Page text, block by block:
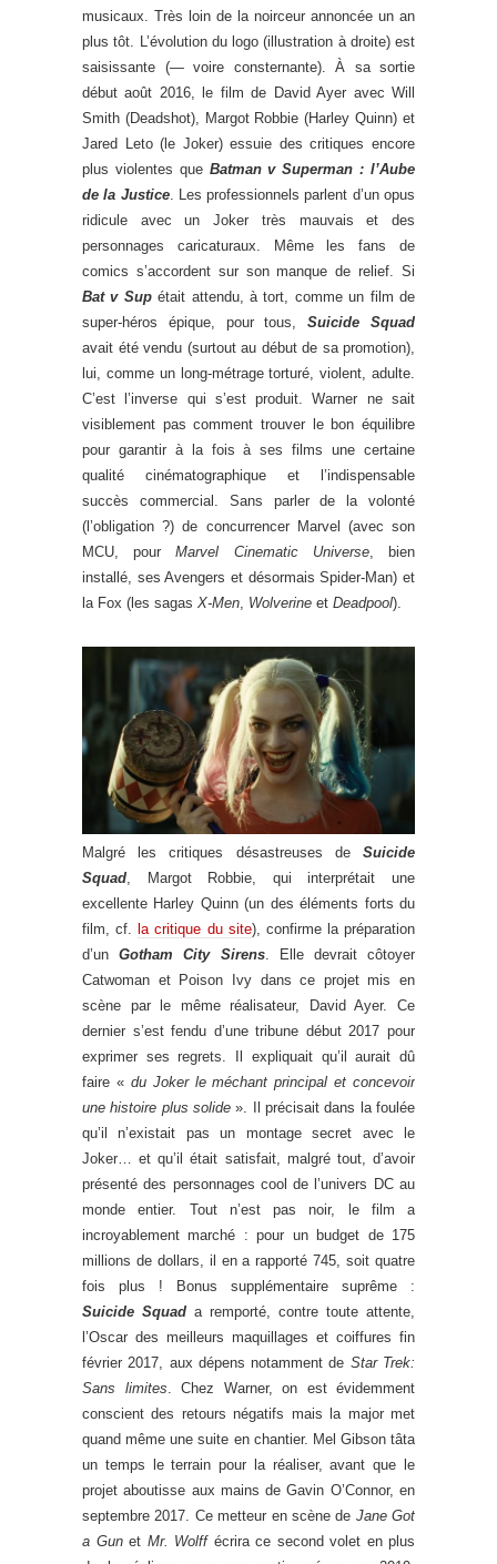
musicaux. Très loin de la noirceur annoncée un an
plus tôt. L’évolution du logo (illustration à droite) est
saisissante (— voire consternante). À sa sortie
début août 2016, le film de David Ayer avec Will
Smith (Deadshot), Margot Robbie (Harley Quinn) et
Jared Leto (le Joker) essuie des critiques encore
plus violentes que Batman v Superman : l’Aube
de la Justice. Les professionnels parlent d’un opus
ridicule avec un Joker très mauvais et des
personnages caricaturaux. Même les fans de
comics s’accordent sur son manque de relief. Si
Bat v Supétait attendu, à tort, comme un film de
super-héros épique, pour tous,Suicide Squad
avait été vendu (surtout au début de sa promotion),
lui, comme un long-métrage torturé, violent, adulte.
C’est l’inverse qui s’est produit. Warner ne sait
visiblement pas comment trouver le bon équilibre
pour garantir à la fois à ses films une certaine
qualité cinématographique et l’indispensable
succès commercial. Sans parler de la volonté
(l’obligation ?) de concurrencer Marvel (avec son
MCU, pourMarvel Cinematic Universe, bien
installé, ses Avengers et désormais Spider-Man) et
la Fox (les sagas X-Men, Wolverine et Deadpool).
Malgré les critiques désastreuses de Suicide
Squad, Margot Robbie, qui interprétait une
excellente Harley Quinn (un des éléments forts du
film, cf. la critique du site), confirme la préparation
d’unGotham City Sirens. Elle devrait côtoyer
Catwoman et Poison Ivy dans ce projet mis en
scène par le même réalisateur, David Ayer. Ce
dernier s’est fendu d’une tribune début 2017 pour
exprimer ses regrets. Il expliquait qu’il aurait dû
faire « du Joker le méchant principal et concevoir
une histoire plus solide ». Il précisait dans la foulée
qu’il n’existait pas un montage secret avec le
Joker… et qu’il était satisfait, malgré tout, d’avoir
présenté des personnages cool de l’univers DC au
monde entier. Tout n’est pas noir, le film a
incroyablement marché : pour un budget de 175
millions de dollars, il en a rapporté 745, soit quatre
fois plus ! Bonus supplémentaire suprême :
Suicide Squad a remporté, contre toute attente,
l’Oscar des meilleurs maquillages et coiffures fin
février 2017, aux dépens notamment de Star Trek:
Sans limites. Chez Warner, on est évidemment
conscient des retours négatifs mais la major met
quand même une suite en chantier. Mel Gibson tâta
un temps le terrain pour la réaliser, avant que le
projet aboutisse aux mains de Gavin O’Connor, en
septembre 2017. Ce metteur en scène de Jane Got
a Gunet Mr. Wolffécrira ce second volet en plus